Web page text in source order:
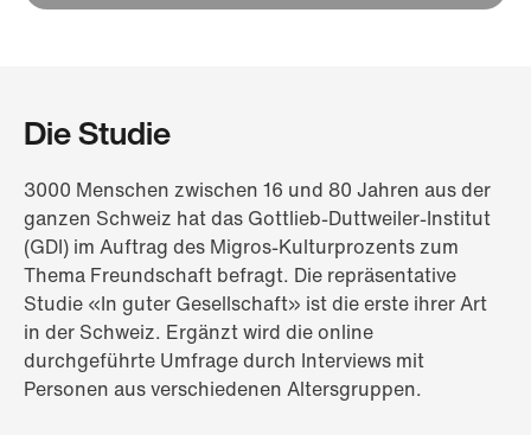
Die Studie
3000 Menschen zwischen 16 und 80 Jahren aus der
ganzen Schweiz hat das Gottlieb-Duttweiler-Institut
(GDI) im Auftrag des Migros-Kulturprozents zum
Thema Freundschaft befragt. Die repräsentative
Studie «In guter Gesellschaft» ist die erste ihrer Art
in der Schweiz. Ergänzt wird die online
durchgeführte Umfrage durch Interviews mit
Personen aus verschiedenen Altersgruppen.